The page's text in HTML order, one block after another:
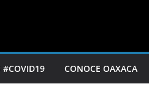
#COVID19 CONOCE OAXACA